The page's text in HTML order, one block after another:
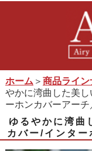
ホーム ＞ 商品ライン
やかに湾曲した美
ーホンカバーアー
ゆるやかに湾曲
カバー/インタ